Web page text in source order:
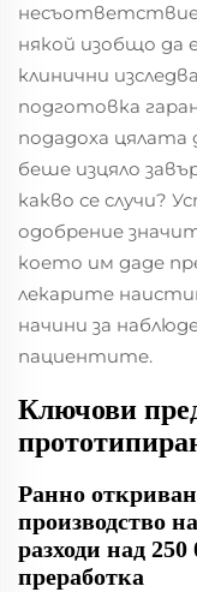
някой изобщо да
клинични
подготовка
подадоха цялата
беше изцяло
какво се случи?
одобрение
което им даде
лекарите
начини за
пациентите.
Ключови
Ранно
производство
разходи над
преработка